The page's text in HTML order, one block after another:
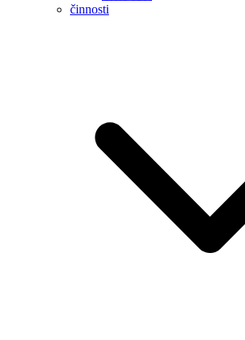
činnosti